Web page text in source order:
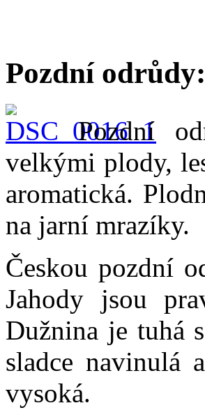
Pozdní
Pozdní
velkými plody,
aromatická.
na jarní mrazíky.
Českou pozdní
Jahody jsou
Dužnina je tuhá
sladce navinulá
vysoká.